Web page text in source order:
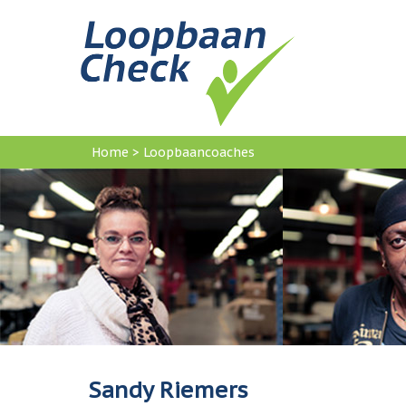
U
bent
hier
Home > Loopbaancoaches
Sandy Riemers